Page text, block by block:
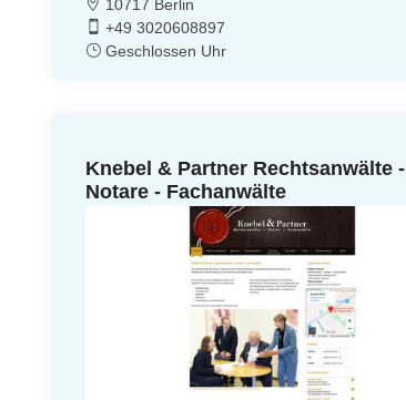
10717 Berlin
+49 3020608897
Geschlossen Uhr
Knebel & Partner Rechtsanwälte -
Notare - Fachanwälte